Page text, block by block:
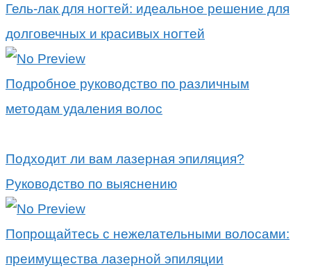
Гель-лак для ногтей: идеальное решение для
долговечных и красивых ногтей
Подробное руководство по различным
методам удаления волос
Подходит ли вам лазерная эпиляция?
Руководство по выяснению
Попрощайтесь с нежелательными волосами:
преимущества лазерной эпиляции